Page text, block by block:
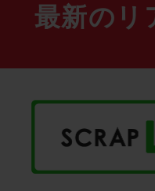
最新のリ